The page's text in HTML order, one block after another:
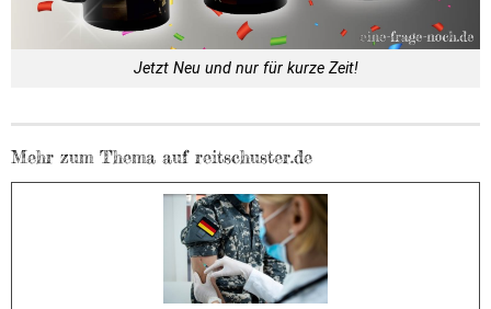
Jetzt Neu und nur für kurze Zeit!
Mehr zum Thema auf reitschuster.de